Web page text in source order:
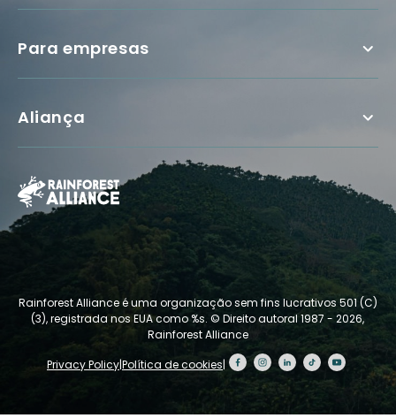
Para empresas
Aliança
Rainforest Alliance é uma organização sem fins lucrativos 501 (C)
(3), registrada nos EUA como %s. © Direito autoral 1987 - 2026,
Rainforest Alliance
Privacy Policy|Política de cookies|